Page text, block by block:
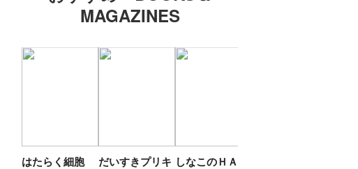
MAGAZINES
はたらく細胞
だいすきプリキ しなこのＨＡＰ